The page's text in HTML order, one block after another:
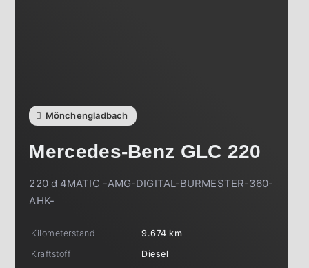
Mönchengladbach
Mercedes-Benz GLC 220
220 d 4MATIC -AMG-DIGITAL-BURMESTER-360-
AHK-
Kilometerstand
9.674 km
Kraftstoff
Diesel